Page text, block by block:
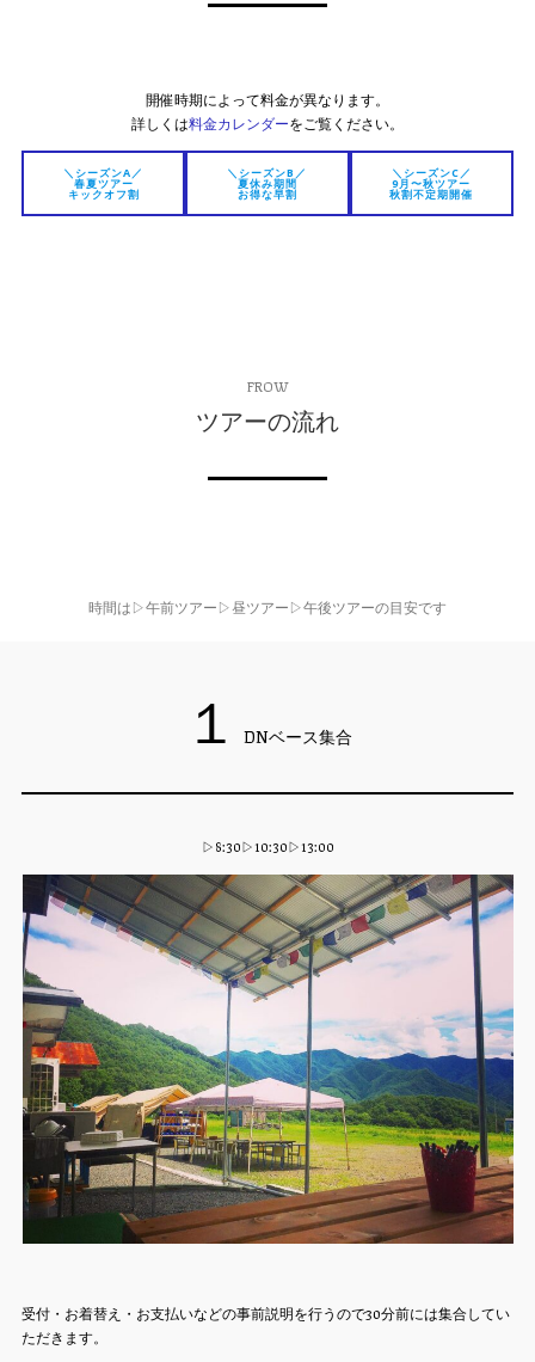
開催時期によって料金が異なります。
詳しくは料金カレンダーをご覧ください。
＼シーズンA／
春夏ツアー
キックオフ割
＼シーズンB／
夏休み期間
お得な早割
＼シーズンC／
9月〜秋ツアー
秋割不定期開催
FROW
ツアーの流れ
時間は▷午前ツアー▷昼ツアー▷午後ツアーの目安です
１ DNベース集合
▷8:30▷10:30▷13:00
受付・お着替え・お支払いなどの事前説明を行うので30分前には集合してい
ただきます。